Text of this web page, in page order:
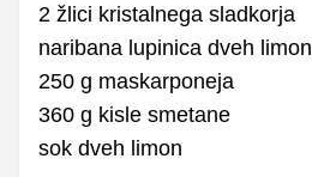
2 žlici kristalnega sladkorja
naribana lupinica dveh limon
250 g maskarponeja
360 g kisle smetane
sok dveh limon